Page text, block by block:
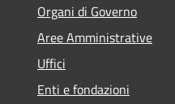
Organi di Governo
Aree Amministrative
Uffici
Enti e fondazioni